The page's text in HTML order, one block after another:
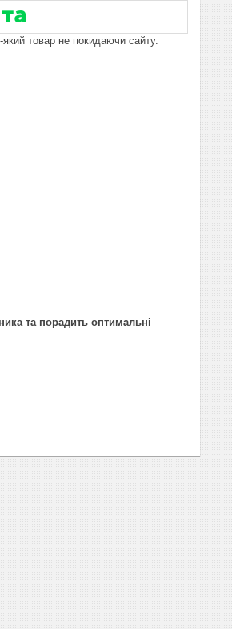
товар не покидаючи сайту.
та порадить оптимальні